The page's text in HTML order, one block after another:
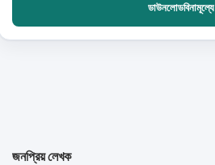
ডাউনলোডবিনামূল্যে
জনপ্রিয় লেখক